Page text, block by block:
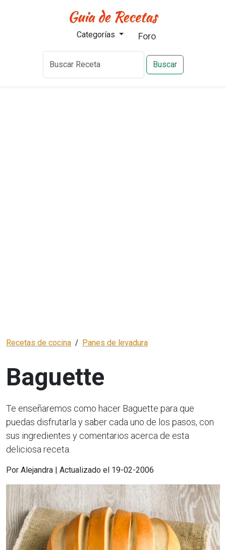
Categorías Foro
Buscar
Recetas de cocina Panes de levadura
Baguette
Te enseñaremos como hacer Baguette para que
puedas disfrutarla y saber cada uno de los pasos, con
sus ingredientes y comentarios acerca de esta
deliciosa receta.
Por Alejandra | Actualizado el 19-02-2006